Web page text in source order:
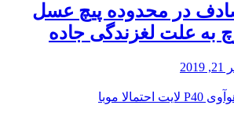
در محدوده پیچ عسل
به علت لغزندگی جاده